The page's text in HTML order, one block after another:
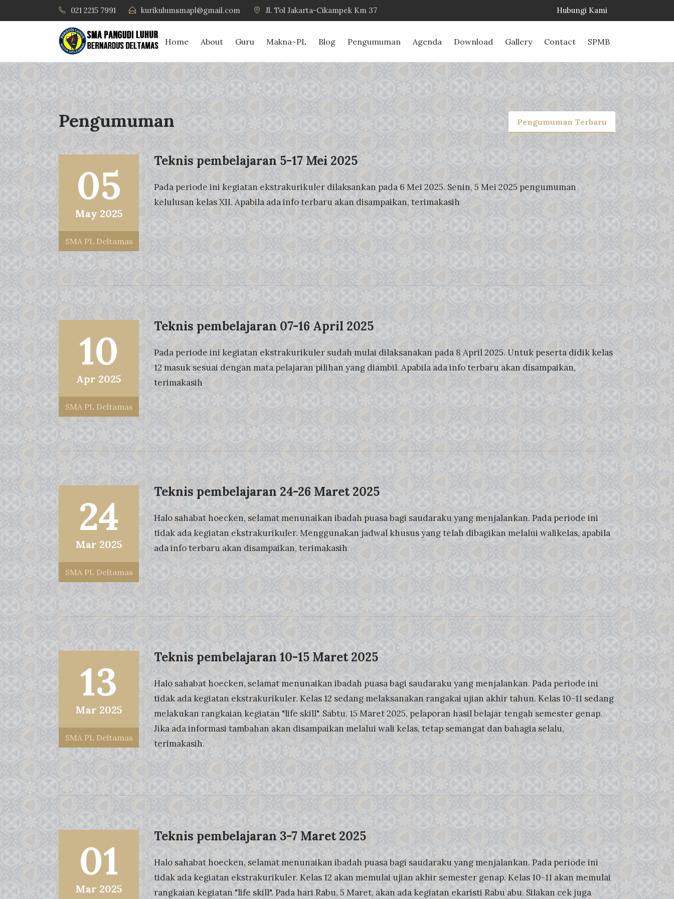
021 2215 7991 kurikulumsmapl@gmail.com Jl. Tol Jakarta-Cikampek Km 37 Hubungi Kami
Home About Guru Makna~PL Blog Pengumuman Agenda Download Gallery Contact SPMB
Pengumuman Pengumuman Terbaru
05
May 2025
SMA PL Deltamas
Teknis pembelajaran 5-17 Mei 2025
Pada periode ini kegiatan ekstrakurikuler dilaksankan pada 6 Mei 2025. Senin, 5 Mei 2025 pengumuman
kelulusan kelas XII. Apabila ada info terbaru akan disampaikan, terimakasih
10
Apr 2025
SMA PL Deltamas
Teknis pembelajaran 07-16 April 2025
Pada periode ini kegiatan ekstrakurikuler sudah mulai dilaksanakan pada 8 April 2025. Untuk peserta didik kelas
12 masuk sesuai dengan mata pelajaran pilihan yang diambil. Apabila ada info terbaru akan disampaikan,
terimakasih
24
Mar 2025
SMA PL Deltamas
Teknis pembelajaran 24-26 Maret 2025
Halo sahabat hoecken, selamat menunaikan ibadah puasa bagi saudaraku yang menjalankan. Pada periode ini
tidak ada kegiatan ekstrakurikuler. Menggunakan jadwal khusus yang telah dibagikan melalui walikelas, apabila
ada info terbaru akan disampaikan, terimakasih
13
Mar 2025
SMA PL Deltamas
Teknis pembelajaran 10-15 Maret 2025
Halo sahabat hoecken, selamat menunaikan ibadah puasa bagi saudaraku yang menjalankan. Pada periode ini
tidak ada kegiatan ekstrakurikuler. Kelas 12 sedang melaksanakan rangakai ujian akhir tahun. Kelas 10-11 sedang
melakukan rangkaian kegiatan "life skill". Sabtu, 15 Maret 2025, pelaporan hasil belajar tengah semester genap.
Jika ada informasi tambahan akan disampaikan melalui wali kelas, tetap semangat dan bahagia selalu,
terimakasih.
01
Mar 2025
Teknis pembelajaran 3-7 Maret 2025
Halo sahabat hoecken, selamat menunaikan ibadah puasa bagi saudaraku yang menjalankan. Pada periode ini
tidak ada kegiatan ekstrakurikuler. Kelas 12 akan memulai ujian akhir semester genap. Kelas 10-11 akan memulai
rangkaian kegiatan "life skill". Pada hari Rabu, 5 Maret, akan ada kegiatan ekaristi Rabu abu. Silakan cek juga